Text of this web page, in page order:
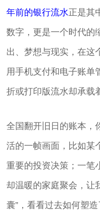
年前的银行流水正是其
数字，更是一个时代的
出、梦想与现实，在这
用手机支付和电子账单
折或打印版流水却承载
全国翻开旧日的账本，
活的一帧画面，比如某
重要的投资决策；一笔
却温暖的家庭聚会，让
囊”，看看过去如何塑